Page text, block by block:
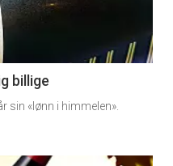
billige
sin «lønn i himmelen».